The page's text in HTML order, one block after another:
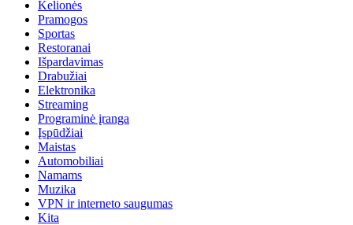
Kelionės
Pramogos
Sportas
Restoranai
Išpardavimas
Drabužiai
Elektronika
Streaming
Programinė įranga
Įspūdžiai
Maistas
Automobiliai
Namams
Muzika
VPN ir interneto saugumas
Kita